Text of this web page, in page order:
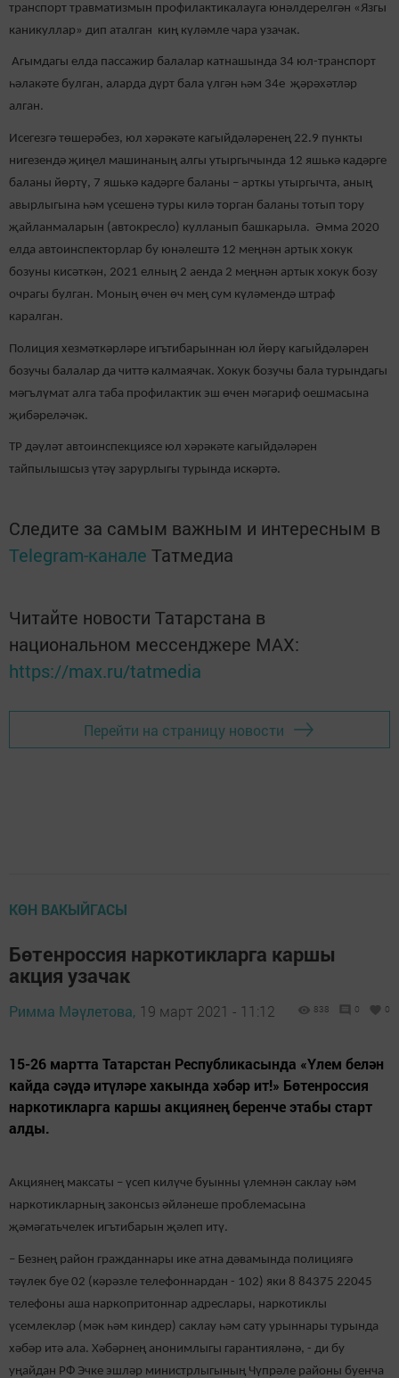
транспорт травматизмын профилактикалауга юнәлдерелгән «Язгы
каникуллар» дип аталган киң күләмле чара узачак.
Агымдагы елда пассажир балалар катнашында 34 юл-транспорт
һәлакәте булган, аларда дүрт бала үлгән һәм 34е җәрәхәтләр
алган.
Исегезгә төшерәбез, юл хәрәкәте кагыйдәләренең 22.9 пункты
нигезендә җиңел машинаның алгы утыргычында 12 яшькә кадәрге
баланы йөртү, 7 яшькә кадәрге баланы – арткы утыргычта, аның
авырлыгына һәм үсешенә туры килә торган баланы тотып тору
җайланмаларын (автокресло) кулланып башкарыла. Әмма 2020
елда автоинспекторлар бу юнәлештә 12 меңнән артык хокук
бозуны кисәткән, 2021 елның 2 аенда 2 меңнән артык хокук бозу
очрагы булган. Моның өчен өч мең сум күләмендә штраф
каралган.
Полиция хезмәткәрләре игътибарыннан юл йөрү кагыйдәләрен
бозучы балалар да читтә калмаячак. Хокук бозучы бала турындагы
мәгълүмат алга таба профилактик эш өчен мәгариф оешмасына
җибәреләчәк.
ТР дәүләт автоинспекциясе юл хәрәкәте кагыйдәләрен
тайпылышсыз үтәү зарурлыгы турында искәртә.
Следите за самым важным и интересным в
Telegram-канале Татмедиа
Читайте новости Татарстана в
национальном мессенджере MАХ:
https://max.ru/tatmedia
Перейти на страницу новости
КӨН ВАКЫЙГАСЫ
Бөтенроссия наркотикларга каршы
акция узачак
Римма Мәүлетова, 19 март 2021 - 11:12 838 0 0
15-26 мартта Татарстан Республикасында «Үлем белән
кайда сәүдә итүләре хакында хәбәр ит!» Бөтенроссия
наркотикларга каршы акциянең беренче этабы старт
алды.
Акциянең максаты – үсеп килүче буынны үлемнән саклау һәм
наркотикларның законсыз әйләнеше проблемасына
җәмәгатьчелек игътибарын җәлеп итү.
– Безнең район гражданнары ике атна дәвамында полициягә
тәүлек буе 02 (кәрәзле телефоннардан - 102) яки 8 84375 22045
телефоны аша наркопритоннар адреслары, наркотиклы
үсемлекләр (мәк һәм киндер) саклау һәм сату урыннары турында
хәбәр итә ала. Хәбәрнең анонимлыгы гарантияләнә, - ди бу
уңайдан РФ Эчке эшләр министрлыгының Чүпрәле районы буенча